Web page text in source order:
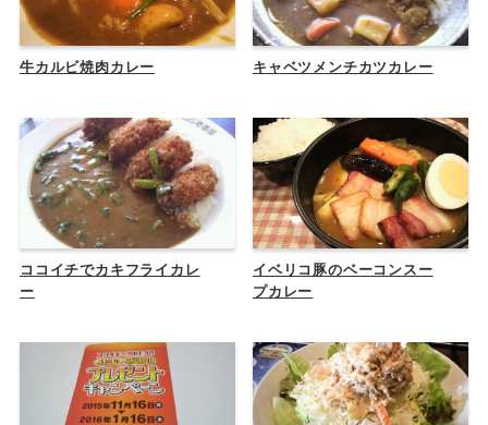
牛カルビ焼肉カレー キャベツメンチカツカレー
ココイチでカキフライカレ
ー
イベリコ豚のベーコンスー
プカレー